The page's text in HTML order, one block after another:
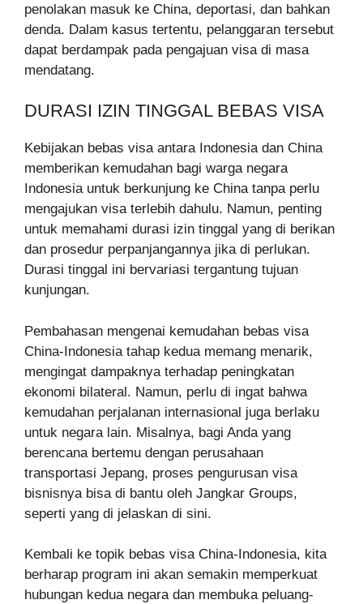
penolakan masuk ke China, deportasi, dan bahkan
denda. Dalam kasus tertentu, pelanggaran tersebut
dapat berdampak pada pengajuan visa di masa
mendatang.
DURASI IZIN TINGGAL BEBAS VISA
Kebijakan bebas visa antara Indonesia dan China
memberikan kemudahan bagi warga negara
Indonesia untuk berkunjung ke China tanpa perlu
mengajukan visa terlebih dahulu. Namun, penting
untuk memahami durasi izin tinggal yang di berikan
dan prosedur perpanjangannya jika di perlukan.
Durasi tinggal ini bervariasi tergantung tujuan
kunjungan.
Pembahasan mengenai kemudahan bebas visa
China-Indonesia tahap kedua memang menarik,
mengingat dampaknya terhadap peningkatan
ekonomi bilateral. Namun, perlu di ingat bahwa
kemudahan perjalanan internasional juga berlaku
untuk negara lain. Misalnya, bagi Anda yang
berencana bertemu dengan perusahaan
transportasi Jepang, proses pengurusan visa
bisnisnya bisa di bantu oleh Jangkar Groups,
seperti yang di jelaskan di sini.
Kembali ke topik bebas visa China-Indonesia, kita
berharap program ini akan semakin memperkuat
hubungan kedua negara dan membuka peluang-